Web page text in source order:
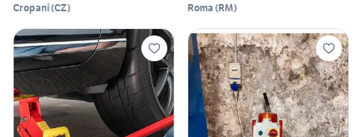
Cropani(CZ) Roma (RM)